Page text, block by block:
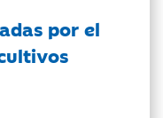
por el